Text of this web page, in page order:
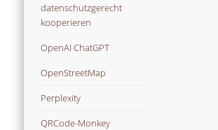
datenschutzgerecht
kooperieren
OpenAI ChatGPT
OpenStreetMap
Perplexity
QRCode-Monkey